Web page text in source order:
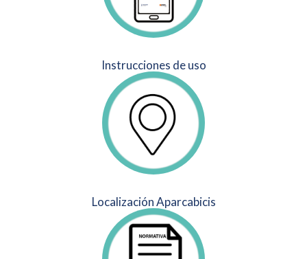
Instrucciones de uso
Localización Aparcabicis